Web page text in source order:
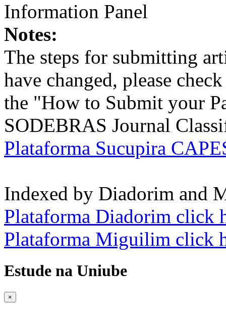
Information Panel
Notes:
The steps for submitting
have changed, please
the "How to Submit your
SODEBRAS Journal
Plataforma Sucupira
Indexed by Diadorim and
Plataforma Diadorim click
Plataforma Miguilim click
Estude na Uniube
×